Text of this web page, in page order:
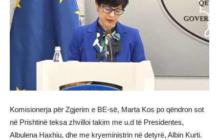
Komisionerja për Zgjerim e BE-së, Marta Kos po qëndron sot
në Prishtinë teksa zhvilloi takim me u.d të Presidentes,
Albulena Haxhiu, dhe me kryeministrin në detyrë, Albin Kurti.